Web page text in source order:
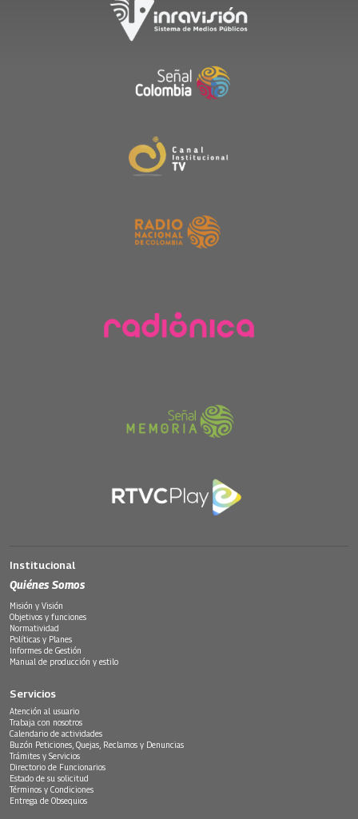
Institucional
Quiénes Somos
Misión y Visión
Objetivos y funciones
Normatividad
Políticas y Planes
Informes de Gestión
Manual de producción y estilo
Servicios
Atención al usuario
Trabaja con nosotros
Calendario de actividades
Buzón Peticiones, Quejas, Reclamos y Denuncias
Trámites y Servicios
Directorio de Funcionarios
Estado de su solicitud
Términos y Condiciones
Entrega de Obsequios